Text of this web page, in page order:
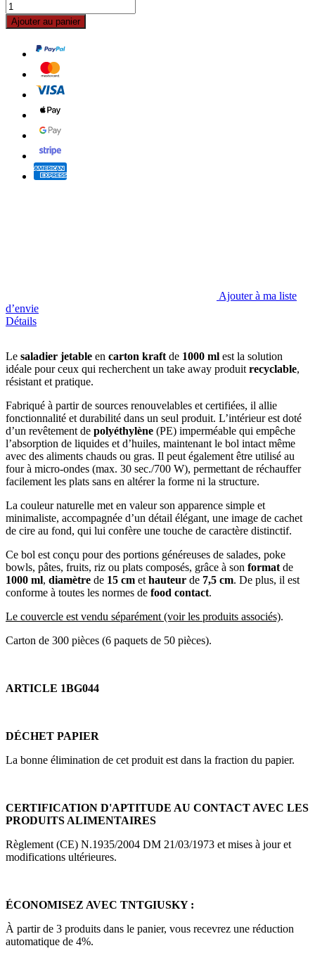
Ajouter au panier
Ajouter à ma liste
d’envie
Détails
Le saladier jetable en carton kraft de 1000 ml est la solution
idéale pour ceux qui recherchent un take away produit recyclable,
résistant et pratique.
Fabriqué à partir de sources renouvelables et certifiées, il allie
fonctionnalité et durabilité dans un seul produit. L’intérieur est doté
d’un revêtement de polyéthylène (PE) imperméable qui empêche
l’absorption de liquides et d’huiles, maintenant le bol intact même
avec des aliments chauds ou gras. Il peut également être utilisé au
four à micro-ondes (max. 30 sec./700 W), permettant de réchauffer
facilement les plats sans en altérer la forme ni la structure.
La couleur naturelle met en valeur son apparence simple et
minimaliste, accompagnée d’un détail élégant, une image de cachet
de cire au fond, qui lui confère une touche de caractère distinctif.
Ce bol est conçu pour des portions généreuses de salades, poke
bowls, pâtes, fruits, riz ou plats composés, grâce à son format de
1000 ml, diamètre de 15 cm et hauteur de 7,5 cm. De plus, il est
conforme à toutes les normes de food contact.
Le couvercle est vendu séparément (voir les produits associés).
Carton de 300 pièces (6 paquets de 50 pièces).
ARTICLE 1BG044
DÉCHET PAPIER
La bonne élimination de cet produit est dans la fraction du papier.
CERTIFICATION D'APTITUDE AU CONTACT AVEC LES
PRODUITS ALIMENTAIRES
Règlement (CE) N.1935/2004 DM 21/03/1973 et mises à jour et
modifications ultérieures.
ÉCONOMISEZ AVEC TNTGIUSKY :
À partir de 3 produits dans le panier, vous recevrez une réduction
automatique de 4%.